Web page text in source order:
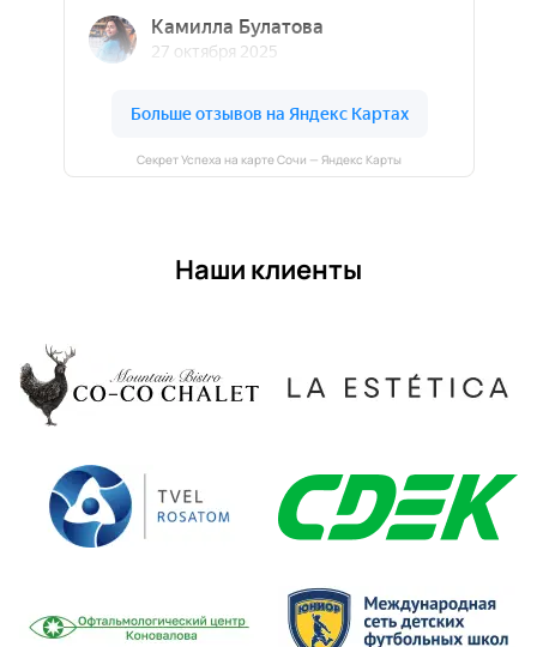
Секрет Успеха на карте Сочи — Яндекс Карты
Наши клиенты